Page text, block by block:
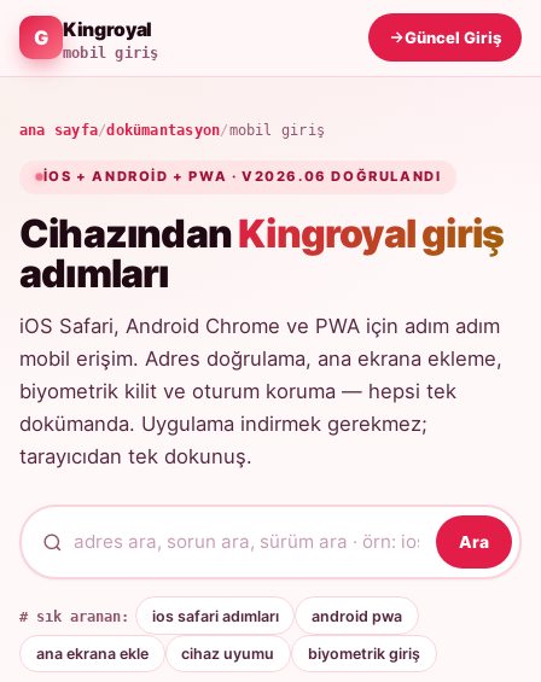
Kingroyal
mobil giriş
Güncel Giriş
ana sayfa/dokümantasyon/mobil giriş
IOS + ANDROID + PWA · V2026.06 DOĞRULANDI
CihazındanKingroyal giriş
adımları
iOS Safari, Android Chrome ve PWA için adım adım
mobil erişim. Adres doğrulama, ana ekrana ekleme,
biyometrik kilit ve oturum koruma — hepsi tek
dokümanda. Uygulama indirmek gerekmez;
tarayıcıdan tek dokunuş.
Ara
# sık aranan: ios safari adımları android pwa
ana ekrana ekle cihaz uyumu biyometrik giriş